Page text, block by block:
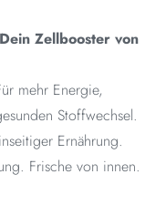
Zellbooster von
mehr Energie,
Stoffwechsel.
Ernährung.
Frische von innen.